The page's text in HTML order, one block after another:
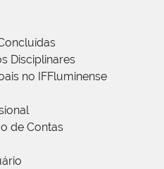
Disciplinares
no IFFluminense
de Contas